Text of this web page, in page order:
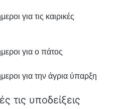
για τις καιρικές
για ο πάτος
για την άγρια ​​ύπαρξη
τις υποδείξεις